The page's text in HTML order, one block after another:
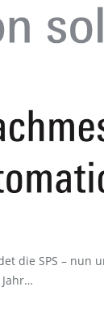
die SPS – nun